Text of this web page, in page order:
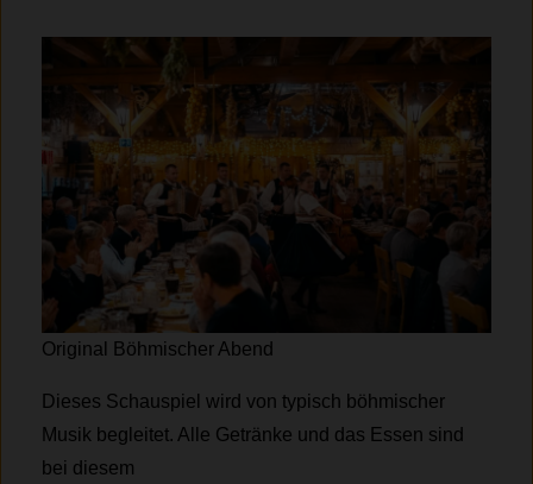
Original Böhmischer Abend
Dieses Schauspiel wird von typisch böhmischer
Musik begleitet. Alle Getränke und das Essen sind
bei diesem